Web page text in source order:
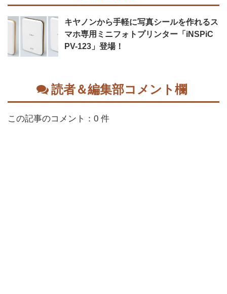
キヤノンから手軽に写真シールを作れるス
マホ専用ミニフォトプリンター「iNSPiC
PV-123」登場！
読者＆編集部コメント欄
この記事のコメント：0 件